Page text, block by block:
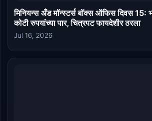
मिनियन्स अँड मॉन्स्टर्स बॉक्स ऑफिस दिवस 15:
कोटी रुपयांच्या पार, चित्रपट फायदेशीर ठरला
Jul 16, 2026